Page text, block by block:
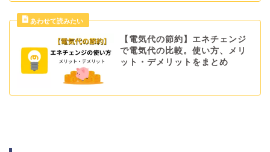
【電気代の節約】エネチェンジ
で電気代の比較。使い方、メリ
ット・デメリットをまとめ